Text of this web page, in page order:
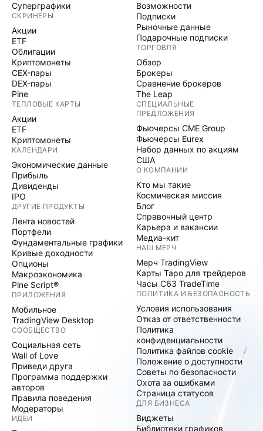
Суперграфики
СКРИНЕРЫ
Акции
ETF
Облигации
Криптомонеты
CEX-пары
DEX-пары
Pine
ТЕПЛОВЫЕ КАРТЫ
Акции
ETF
Криптомонеты
КАЛЕНДАРИ
Экономические данные
Прибыль
Дивиденды
IPO
ДРУГИЕ ПРОДУКТЫ
Лента новостей
Портфели
Фундаментальные графики
Кривые доходности
Опционы
Макроэкономика
Pine Script®
ПРИЛОЖЕНИЯ
Мобильное
TradingView Desktop
СООБЩЕСТВО
Социальная сеть
Wall of Love
Приведи друга
Программа поддержки
авторов
Правила поведения
Модераторы
ИДЕИ
Возможности
Подписки
Рыночные данные
Подарочные подписки
ТОРГОВЛЯ
Обзор
Брокеры
Сравнение брокеров
The Leap
СПЕЦИАЛЬНЫЕ
ПРЕДЛОЖЕНИЯ
Фьючерсы CME Group
Фьючерсы Eurex
Набор данных по акциям
США
О КОМПАНИИ
Кто мы такие
Космическая миссия
Блог
Справочный центр
Карьера и вакансии
Медиа-кит
НАШ МЕРЧ
Мерч TradingView
Карты Таро для трейдеров
Часы C63 TradeTime
ПОЛИТИКА И БЕЗОПАСНОСТЬ
Условия использования
Отказ от ответственности
Политика
конфиденциальности
Политика файлов cookie
Положение о доступности
Советы по безопасности
Охота за ошибками
Страница статусов
ДЛЯ БИЗНЕСА
Виджеты
Библиотеки графиков